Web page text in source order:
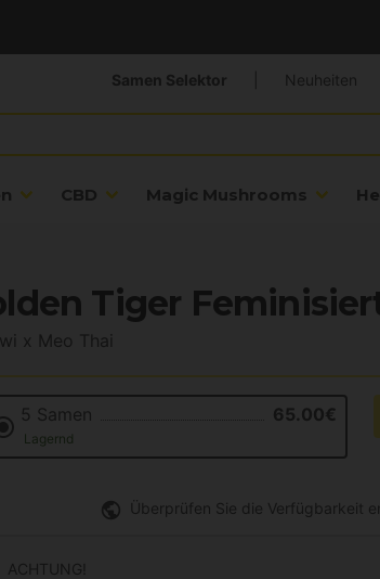
CBD Magic Mushrooms
Samen Selektor Neuheiten
Tiger
x Meo Thai
5 Samen 65.00€
Lagernd
Überprüfen Sie die Verfügbarkeit
ACHTUNG!